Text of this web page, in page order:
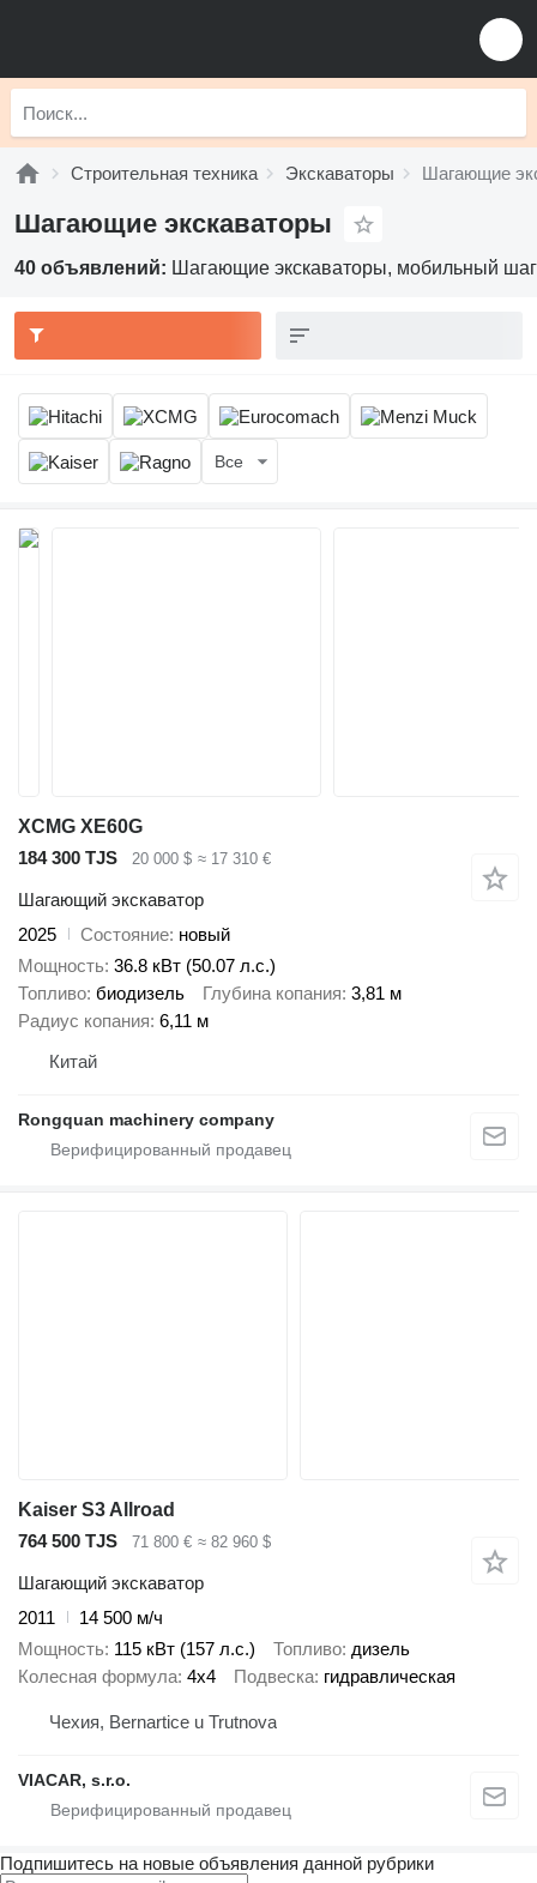
Строительная техника Экскаваторы Шагающие
Шагающие экскаваторы
40 объявлений: Шагающие экскаваторы, мобильный
Все
XCMG XE60G
184 300 TJS
20 000 $ ≈ 17 310 €
Шагающий экскаватор
2025
Состояние новый
Мощность 36.8 кВт (50.07 л.с.)
Топливо биодизель Глубина копания 3,81 м
Радиус копания 6,11 м
Китай
Rongquan machinery company
Kaiser S3 Allroad
764 500 TJS
71 800 € ≈ 82 960 $
Шагающий экскаватор
2011
14 500 м/ч
Мощность 115 кВт (157 л.с.) Топливо дизель
Колесная формула 4x4 Подвеска гидравлическая
Чехия, Bernartice u Trutnova
VIACAR, s.r.o.
Подпишитесь на новые объявления данной рубрики